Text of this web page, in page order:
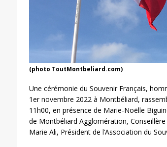
(photo ToutMontbeliard.com)
Une cérémonie du Souvenir Français,
1er novembre 2022 à Montbéliard,
11h00, en présence de Marie-Noëlle
de Montbéliard Agglomération,
Marie Ali, Président de l’Association du